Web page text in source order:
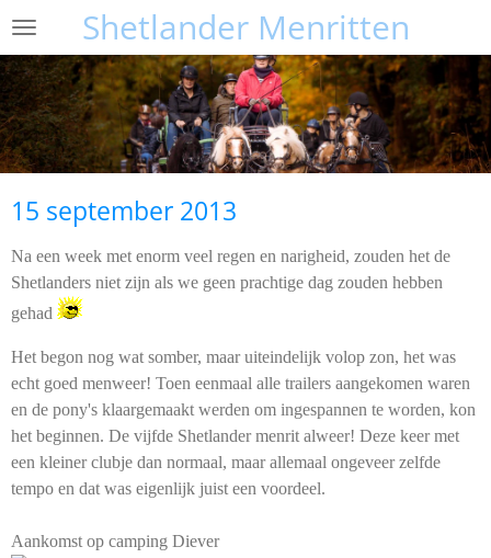
Ga
naar
de
hoofdinhoud
Shetlander Menritten
15 september 2013
Na een week met enorm veel regen en narigheid, zouden het de
Shetlanders niet zijn als we geen prachtige dag zouden hebben
gehad
Het begon nog wat somber, maar uiteindelijk volop zon, het was
echt goed menweer! Toen eenmaal alle trailers aangekomen waren
en de pony's klaargemaakt werden om ingespannen te worden, kon
het beginnen. De vijfde Shetlander menrit alweer! Deze keer met
een kleiner clubje dan normaal, maar allemaal ongeveer zelfde
tempo en dat was eigenlijk juist een voordeel.
Aankomst op camping Diever